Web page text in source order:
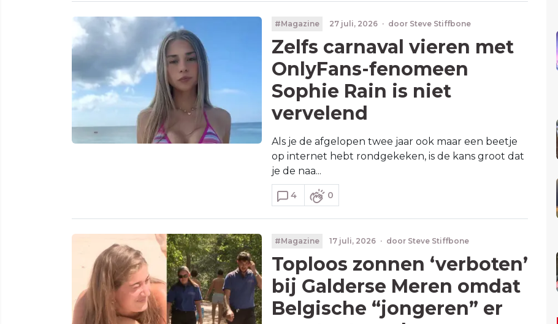
#Magazine 27 juli, 2026 · door Steve Stiffbone
Zelfs carnaval vieren met
OnlyFans-fenomeen
Sophie Rain is niet
vervelend
Als je de afgelopen twee jaar ook maar een beetje
op internet hebt rondgekeken, is de kans groot dat
je de naa...
4 0
#Magazine 17 juli, 2026 · door Steve Stiffbone
Toploos zonnen ‘verboten’
bij Galderse Meren omdat
Belgische “jongeren” er